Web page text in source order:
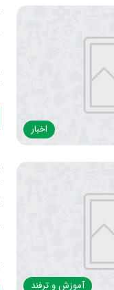
اخبار
آموزش و ترفند